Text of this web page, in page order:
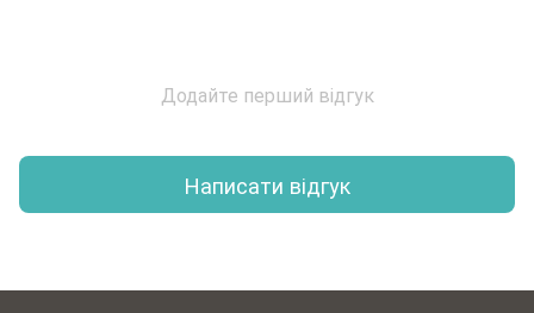
Додайте перший відгук
Написати відгук